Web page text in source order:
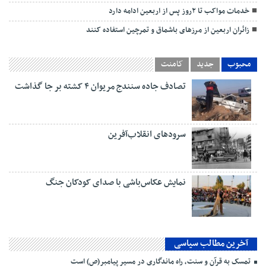
خدمات مواکب تا ۲روز پس از اربعین ادامه دارد
زائران اربعین از مرزهای باشماق و تمرچین استفاده کنند
محبوب جدید کامنت
تصادف جاده سنندج مریوان ۴ کشته بر جا گذاشت
سرودهای انقلاب‌آفرین
نمایش عکاس‌باشی با صدای کودکان جنگ
آخرین مطالب سیاسی
تمسک به قرآن و سنت، راه ماندگاری در مسیر پیامبر(ص) است